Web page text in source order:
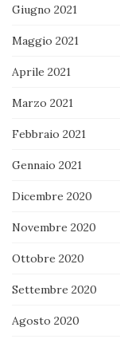
Giugno 2021
Maggio 2021
Aprile 2021
Marzo 2021
Febbraio 2021
Gennaio 2021
Dicembre 2020
Novembre 2020
Ottobre 2020
Settembre 2020
Agosto 2020